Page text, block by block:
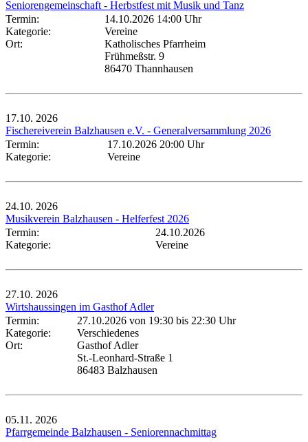
Seniorengemeinschaft - Herbstfest mit Musik und Tanz
Termin:
14.10.2026 14:00 Uhr
Kategorie:
Vereine
Ort:
Katholisches Pfarrheim
Frühmeßstr. 9
86470 Thannhausen
17.10. 2026
Fischereiverein Balzhausen e.V. - Generalversammlung 2026
Termin:
17.10.2026 20:00 Uhr
Kategorie:
Vereine
24.10. 2026
Musikverein Balzhausen - Helferfest 2026
Termin:
24.10.2026
Kategorie:
Vereine
27.10. 2026
Wirtshaussingen im Gasthof Adler
Termin:
27.10.2026 von 19:30 bis 22:30 Uhr
Kategorie:
Verschiedenes
Ort:
Gasthof Adler
St.-Leonhard-Straße 1
86483 Balzhausen
05.11. 2026
Pfarrgemeinde Balzhausen - Seniorennachmittag